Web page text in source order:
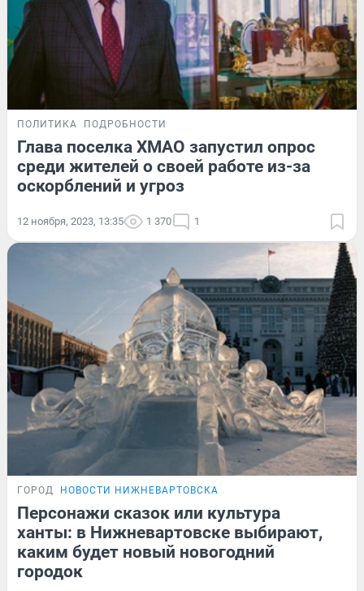
ПОЛИТИКА ПОДРОБНОСТИ
Глава поселка ХМАО запустил опрос
среди жителей о своей работе из-за
оскорблений и угроз
12 ноября, 2023, 13:35 1 370 1
ГОРОД НОВОСТИ НИЖНЕВАРТОВСКА
Персонажи сказок или культура
ханты: в Нижневартовске выбирают,
каким будет новый новогодний
городок